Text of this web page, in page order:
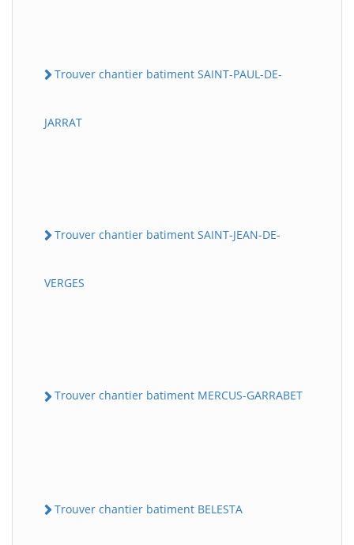
Trouver chantier batiment SAINT-PAUL-DE-
JARRAT
Trouver chantier batiment SAINT-JEAN-DE-
VERGES
Trouver chantier batiment MERCUS-GARRABET
Trouver chantier batiment BELESTA